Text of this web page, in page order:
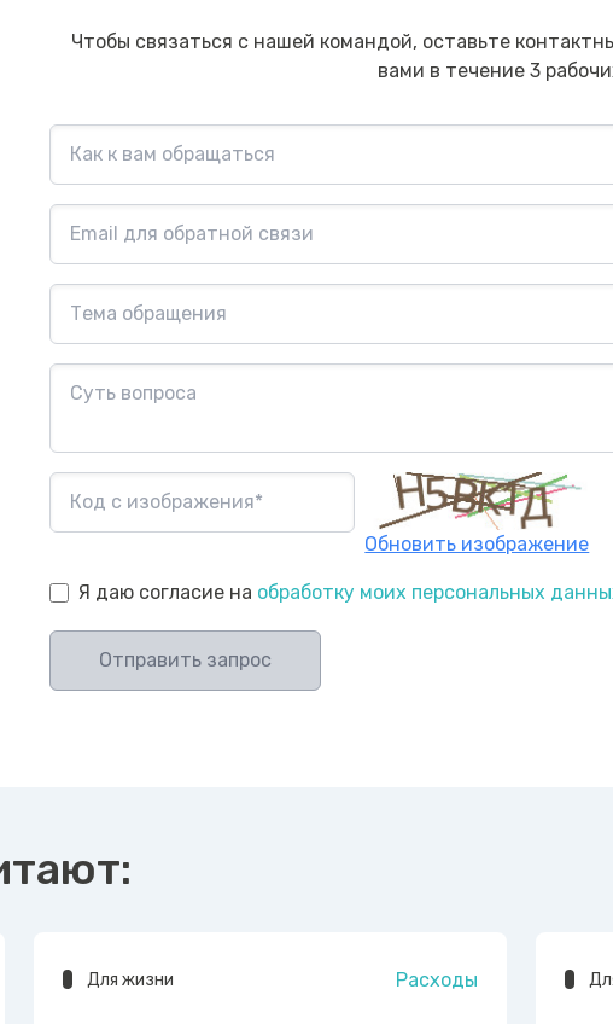
Чтобы связаться с нашей командой, оставьте
вами в течение 3
Обновить изображение
Я даю согласие на обработку моих персональных
Отправить запрос
Посмотреть→
Для жизни Расходы